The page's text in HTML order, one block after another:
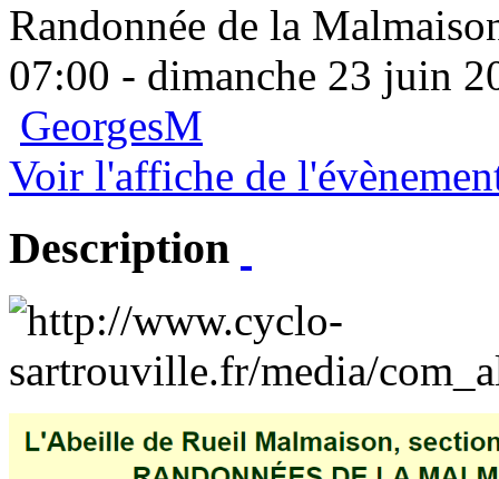
Randonnée de la
07:00 - dimanche 23 juin
GeorgesM
Voir l'affiche de
Description